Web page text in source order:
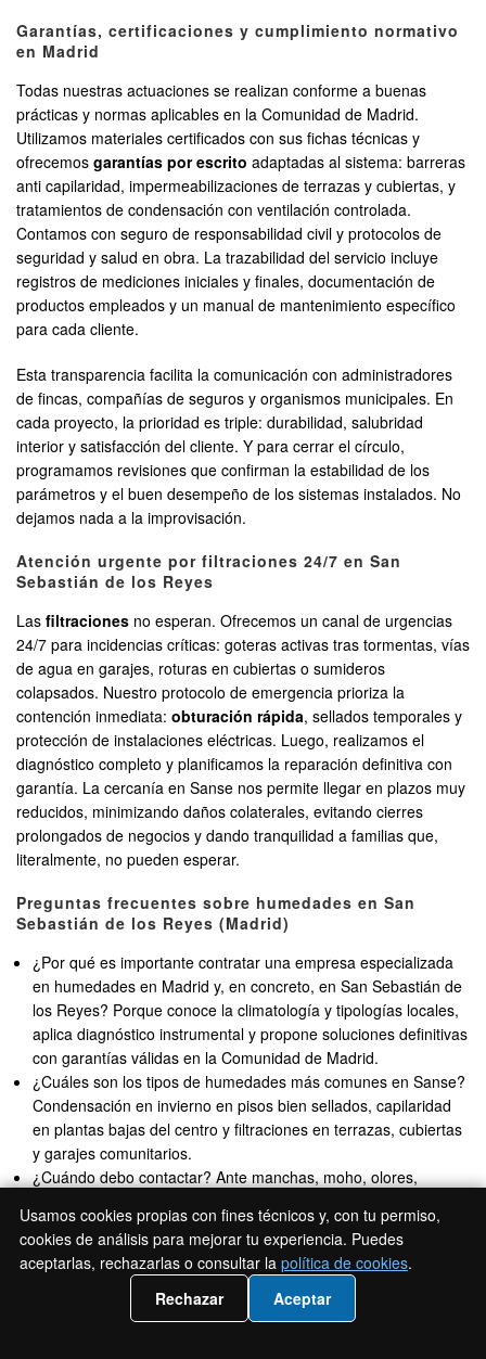
Garantías, certificaciones y cumplimiento normativo
en Madrid
Todas nuestras actuaciones se realizan conforme a buenas
prácticas y normas aplicables en la Comunidad de Madrid.
Utilizamos materiales certificados con sus fichas técnicas y
ofrecemos garantías por escrito adaptadas al sistema: barreras
anti capilaridad, impermeabilizaciones de terrazas y cubiertas, y
tratamientos de condensación con ventilación controlada.
Contamos con seguro de responsabilidad civil y protocolos de
seguridad y salud en obra. La trazabilidad del servicio incluye
registros de mediciones iniciales y finales, documentación de
productos empleados y un manual de mantenimiento específico
para cada cliente.
Esta transparencia facilita la comunicación con administradores
de fincas, compañías de seguros y organismos municipales. En
cada proyecto, la prioridad es triple: durabilidad, salubridad
interior y satisfacción del cliente. Y para cerrar el círculo,
programamos revisiones que confirman la estabilidad de los
parámetros y el buen desempeño de los sistemas instalados. No
dejamos nada a la improvisación.
Atención urgente por filtraciones 24/7 en San
Sebastián de los Reyes
Las filtraciones no esperan. Ofrecemos un canal de urgencias
24/7 para incidencias críticas: goteras activas tras tormentas, vías
de agua en garajes, roturas en cubiertas o sumideros
colapsados. Nuestro protocolo de emergencia prioriza la
contención inmediata: obturación rápida, sellados temporales y
protección de instalaciones eléctricas. Luego, realizamos el
diagnóstico completo y planificamos la reparación definitiva con
garantía. La cercanía en Sanse nos permite llegar en plazos muy
reducidos, minimizando daños colaterales, evitando cierres
prolongados de negocios y dando tranquilidad a familias que,
literalmente, no pueden esperar.
Preguntas frecuentes sobre humedades en San
Sebastián de los Reyes (Madrid)
¿Por qué es importante contratar una empresa especializada
en humedades en Madrid y, en concreto, en San Sebastián de
los Reyes? Porque conoce la climatología y tipologías locales,
aplica diagnóstico instrumental y propone soluciones definitivas
con garantías válidas en la Comunidad de Madrid.
¿Cuáles son los tipos de humedades más comunes en Sanse?
Condensación en invierno en pisos bien sellados, capilaridad
en plantas bajas del centro y filtraciones en terrazas, cubiertas
y garajes comunitarios.
¿Cuándo debo contactar? Ante manchas, moho, olores,
cargado. Un diagnóstico temprano evita daños mayores.
¿Qué soluciones ofrecéis? Ventilación controlada y
tratamientos anti moho para condensación; inyección de
barrera química y saneado de sales para capilaridad;
impermeabilización y sellados para filtraciones e infiltraciones
📲 Llámanos 919 93 21 72
Usamos cookies propias con fines técnicos y, con tu permiso,
cookies de análisis para mejorar tu experiencia. Puedes
aceptarlas, rechazarlas o consultar la política de cookies.
Rechazar
Aceptar